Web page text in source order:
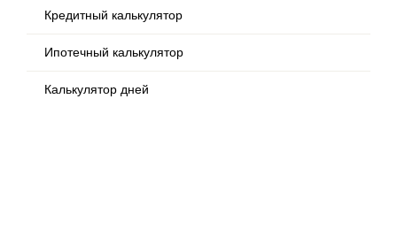
Кредитный калькулятор
Ипотечный калькулятор
Калькулятор дней